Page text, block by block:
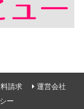
料請求
運営会社
ー